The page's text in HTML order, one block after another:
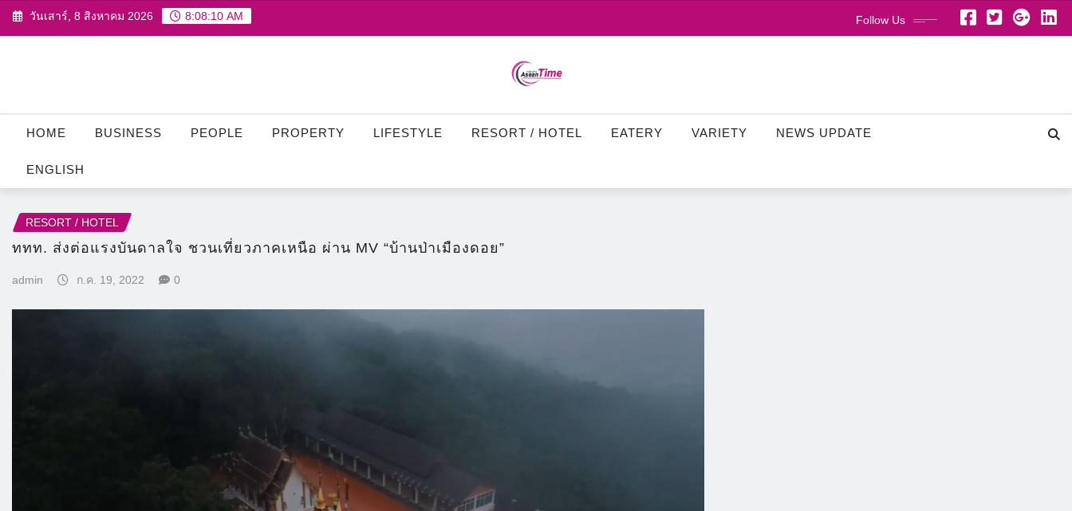
Skip วันเสาร์, 8 สิงหาคม 2026 8:08:12 AM Follow Us
HOME BUSINESS PEOPLE PROPERTY LIFESTYLE RESORT / HOTEL EATERY VARIETY NEWS UPDATE
ENGLISH
RESORT / HOTEL
ททท. ส่งต่อแรงบันดาลใจ ชวนเที่ยวภาคเหนือ ผ่าน​ MV​ “บ้านป่าเมืองดอย”
admin ก.ค. 19, 2022 0